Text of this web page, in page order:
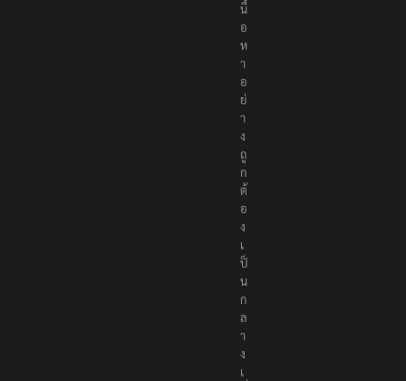
นื้
อ
ห
า
อ
ย่
า
ง
ถู
ก
ต้
อ
ง
เ
ป็
น
ก
ล
า
ง
เ